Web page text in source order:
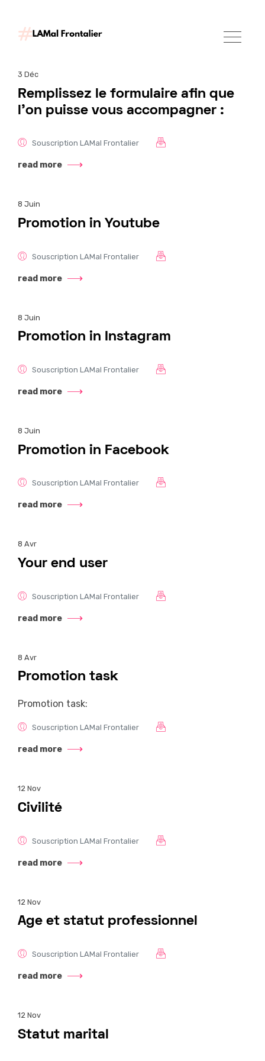
3 Déc
Remplissez le formulaire afin que
l’on puisse vous accompagner :
Souscription LAMal Frontalier
read more
8 Juin
Promotion in Youtube
Souscription LAMal Frontalier
read more
8 Juin
Promotion in Instagram
Souscription LAMal Frontalier
read more
8 Juin
Promotion in Facebook
Souscription LAMal Frontalier
read more
8 Avr
Your end user
Souscription LAMal Frontalier
read more
8 Avr
Promotion task
Promotion task:
Souscription LAMal Frontalier
read more
12 Nov
Civilité
Souscription LAMal Frontalier
read more
12 Nov
Age et statut professionnel
Souscription LAMal Frontalier
read more
12 Nov
Statut marital